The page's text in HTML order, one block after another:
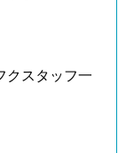
クスタッフ一